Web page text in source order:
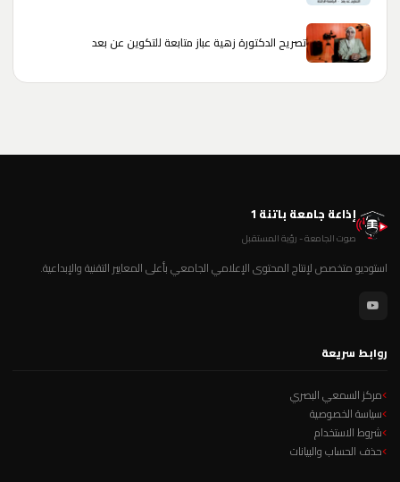
تصريح الدكتورة زهية عباز متابعة للتكوين عن بعد
إذاعة جامعة باتنة 1
صوت الجامعة - رؤية المستقبل
استوديو متخصص لإنتاج المحتوى الإعلامي الجامعي بأعلى المعايير التقنية والإبداعية.
روابط سريعة
مركز السمعي البصري
سياسة الخصوصية
شروط الاستخدام
حذف الحساب والبيانات